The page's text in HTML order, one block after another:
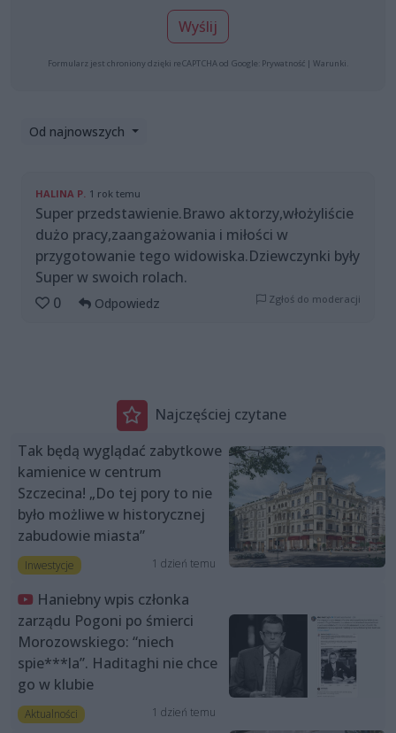
Wyślij
Formularz jest chroniony dzięki reCAPTCHA od Google: Prywatność | Warunki
Od najnowszych
HALINA P. 1 rok temu
Super przedstawienie.Brawo aktorzy,włożyliście
dużo pracy,zaangażowania i miłości w
przygotowanie tego widowiska.Dziewczynki były
Super w swoich rolach.
0
Odpowiedz Zgłoś do moderacji
Najczęściej czytane
Tak będą wyglądać zabytkowe
kamienice w centrum
Szczecina! „Do tej pory to nie
było możliwe w historycznej
zabudowie miasta”
Inwestycje 1 dzień temu
Haniebny wpis członka
zarządu Pogoni po śmierci
Morozowskiego: “niech
spie***la”. Haditaghi nie chce
go w klubie
Aktualności 1 dzień temu